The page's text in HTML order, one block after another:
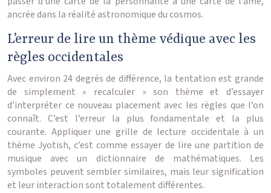
ancrée dans la réalité astronomique du cosmos.
L’erreur de lire un thème védique avec les
règles occidentales
Avec environ 24 degrés de différence, la tentation est grande
de simplement « recalculer » son thème et d’essayer
d’interpréter ce nouveau placement avec les règles que l’on
connaît. C’est l’erreur la plus fondamentale et la plus
courante. Appliquer une grille de lecture occidentale à un
thème Jyotish, c’est comme essayer de lire une partition de
musique avec un dictionnaire de mathématiques. Les
symboles peuvent sembler similaires, mais leur signification
et leur interaction sont totalement différentes.